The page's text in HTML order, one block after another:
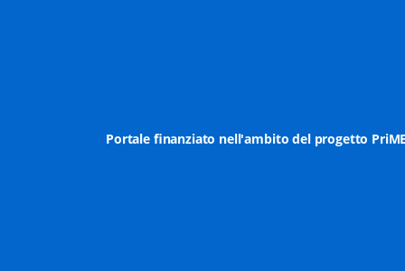
Portale finanziato nell'ambito del progetto